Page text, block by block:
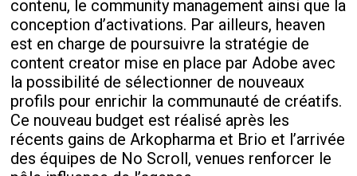
contenu, le community management ainsi que la
conception d’activations. Par ailleurs, heaven
est en charge de poursuivre la stratégie de
content creator mise en place par Adobe avec
la possibilité de sélectionner de nouveaux
profils pour enrichir la communauté de créatifs.
Ce nouveau budget est réalisé après les
récents gains de Arkopharma et Brio et l’arrivée
des équipes de No Scroll, venues renforcer le